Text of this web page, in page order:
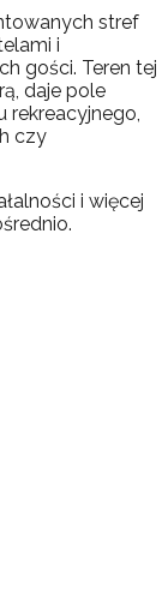
stref
i
gości. Teren tej
daje pole
czy
i więcej